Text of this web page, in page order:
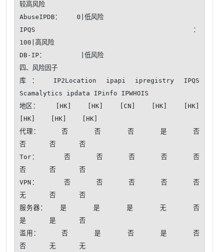
较高风险
AbuseIPDB：    0|低风险
IPQS：
100|高风险
DB-IP：         |低风险
四、风险因子
库： IP2Location ipapi ipregistry IPQS
Scamalytics ipdata IPinfo IPWHOIS
地区：    [HK]    [HK]    [CN]    [HK]    [HK]
[HK]    [HK]    [HK]
代理：     否      否      否      是      否
否      否      否
Tor：      否      否      否      否      否
否      否      否
VPN：      否      否      否      否      否
无      否      否
服务器：   是      是      是      无      否
是      是      否
滥用：     否      是      否      是      否
否      无      无